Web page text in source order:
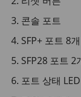
콘솔 포트
SFP+ 포트 8개
SFP28 포트 2
포트 상태 LED